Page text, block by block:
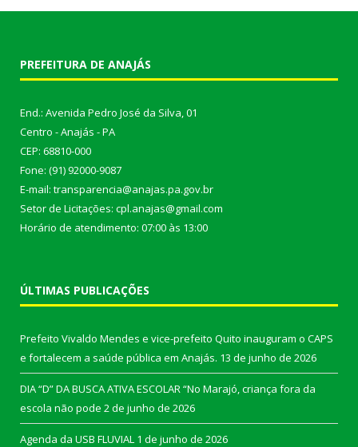
PREFEITURA DE ANAJÁS
End.: Avenida Pedro José da Silva, 01
Centro - Anajás - PA
CEP: 68810-000
Fone: (91) 92000-9087
E-mail: transparencia@anajas.pa.gov.br
Setor de Licitações: cpl.anajas@gmail.com
Horário de atendimento: 07:00 às 13:00
ÚLTIMAS PUBLICAÇÕES
Prefeito Vivaldo Mendes e vice-prefeito Quito inauguram o CAPS
e fortalecem a saúde pública em Anajás. 13 de junho de 2026
DIA “D” DA BUSCA ATIVA ESCOLAR “No Marajó, criança fora da
escola não pode 2 de junho de 2026
Agenda da USB FLUVIAL 1 de junho de 2026